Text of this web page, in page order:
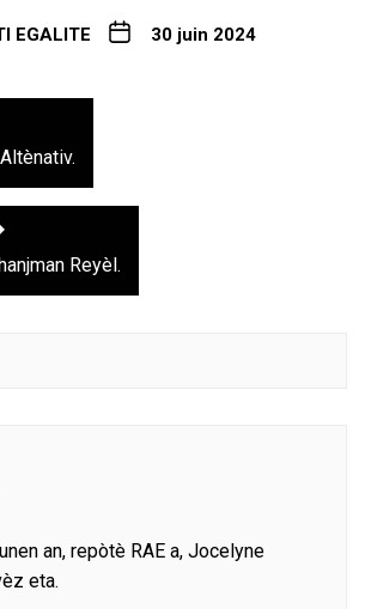
EGALITE 30 juin 2024
Next
post:
Reyèl.
an, repòtè RAE a, Jocelyne
eta.